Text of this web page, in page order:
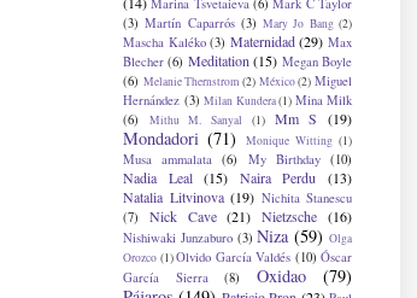
(3) Martín Caparrós (3) Mary Jo Bang (2)
Mascha Kaléko (3) Maternidad (29) Max
Blecher (6) Meditation (15) Megan Boyle
(6) Melanie Thernstrom (2) México (2) Miguel
Hernández (3) Milan Kundera(1) Mina Milk
(6)
Mithu M. Sanyal (1) Mm S (19)
Mondadori (71) Monique Witting (1)
Musa ammalata (6) My Birthday (10)
Nadia Leal (15) Naira Perdu
(13)
Natalia Litvinova (19) Nichita Stanescu
(7)
Nick Cave (21) Nietzsche (16)
Nishiwaki Junzaburo (3) Niza (59) Olga
Orozco (1)Olvido García Valdés (10) Óscar
García Sierra
(8) Oxidao
(79)